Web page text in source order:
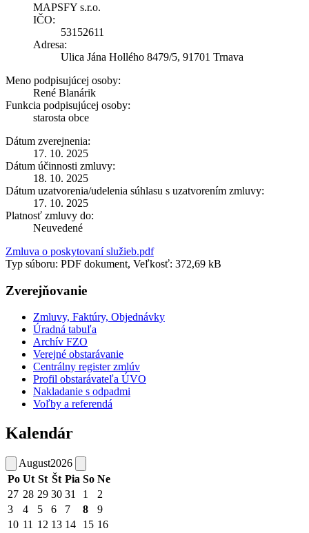
MAPSFY s.r.o.
IČO:
53152611
Adresa:
Ulica Jána Hollého 8479/5, 91701 Trnava
Meno podpisujúcej osoby:
René Blanárik
Funkcia podpisujúcej osoby:
starosta obce
Dátum zverejnenia:
17. 10. 2025
Dátum účinnosti zmluvy:
18. 10. 2025
Dátum uzatvorenia/udelenia súhlasu s uzatvorením zmluvy:
17. 10. 2025
Platnosť zmluvy do:
Neuvedené
Zmluva o poskytovaní služieb.pdf
Typ súboru: PDF dokument, Veľkosť: 372,69 kB
Zverejňovanie
Zmluvy, Faktúry, Objednávky
Úradná tabuľa
Archív FZO
Verejné obstarávanie
Centrálny register zmlúv
Profil obstarávateľa ÚVO
Nakladanie s odpadmi
Voľby a referendá
Kalendár
August2026
Po Ut St Št Pia So Ne
27 28 29 30 31 1
2
3
4 5 6 7 8
9
10 11 12 13 14 15 16